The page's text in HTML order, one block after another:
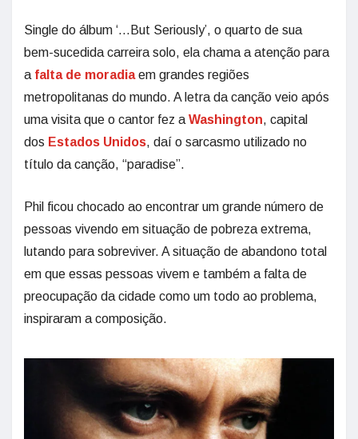
Single do álbum ‘…But Seriously’, o quarto de sua
bem-sucedida carreira solo, ela chama a atenção para
a falta de moradiaem grandes regiões
metropolitanas do mundo. A letra da canção veio após
uma visita que o cantor fez a Washington, capital
dos Estados Unidos, daí o sarcasmo utilizado no
título da canção, “paradise”.
Phil ficou chocado ao encontrar um grande número de
pessoas vivendo em situação de pobreza extrema,
lutando para sobreviver. A situação de abandono total
em que essas pessoas vivem e também a falta de
preocupação da cidade como um todo ao problema,
inspiraram a composição.